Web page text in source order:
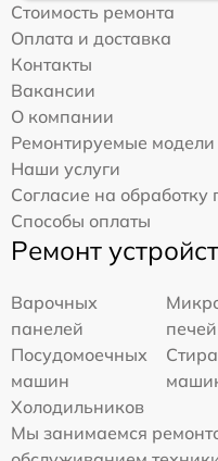
Стоимость ремонта
Оплата и доставка
Контакты
Вакансии
О компании
Ремонтируемые модели
Наши услуги
Согласие на
Способы оплаты
Ремонт
Варочных
панелей
печей
Посудомоечных
машин
Холодильников
Мы занимаемся